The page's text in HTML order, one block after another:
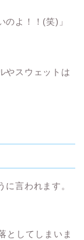
のよ！！(笑)」
やスウェットは
言われます。
としてしまいま